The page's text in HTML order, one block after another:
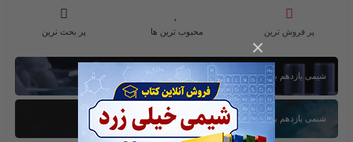
×
پر فروش ترین محبوب ترین ها پر بحث ترین
شیمی یازدهم بخش اول
شیمی یازدهم بخش سوم